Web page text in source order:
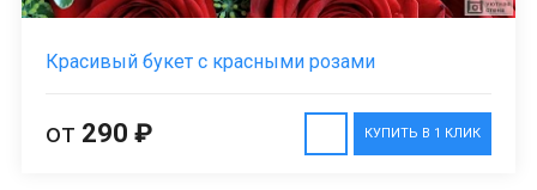
Красивый букет с красными розами
КУПИТЬ В 1 КЛИК
от 290 ₽